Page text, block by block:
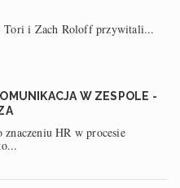
i Zach Roloff przywitali...
W ZESPOLE -
HR w procesie